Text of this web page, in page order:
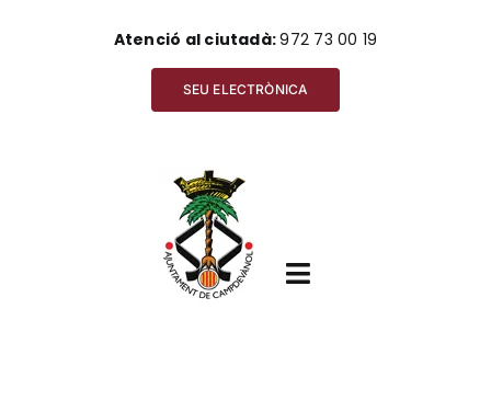
Atenció al ciutadà:972 73 00 19
SEU ELECTRÒNICA
Toggle